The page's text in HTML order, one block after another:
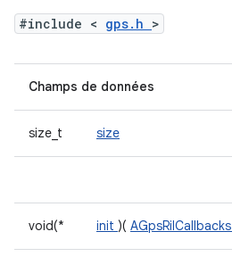
#include < gps.h >
Champs de données
size_t size
void(* init )( AGpsRilCallbacks